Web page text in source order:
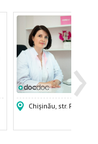
›600
Chișinău, str.